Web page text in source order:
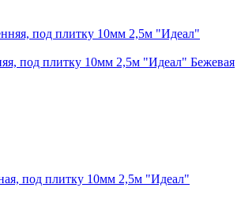
под плитку 10мм 2,5м "Идеал" Бежевая